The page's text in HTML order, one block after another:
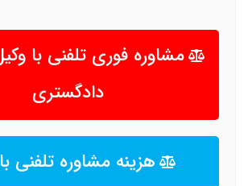
مشاوره فوری تلفنی با
دادگستری
هزینه مشاوره تلفنی